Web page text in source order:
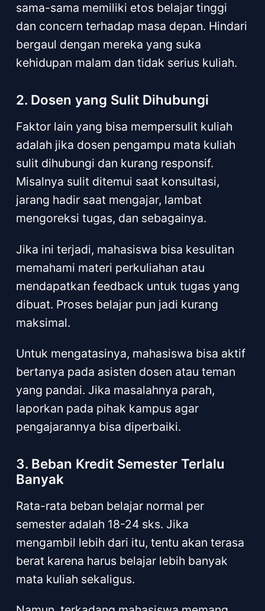
sama-sama memiliki etos belajar tinggi
dan concern terhadap masa depan. Hindari
bergaul dengan mereka yang suka
kehidupan malam dan tidak serius kuliah.
2. Dosen yang Sulit Dihubungi
Faktor lain yang bisa mempersulit kuliah
adalah jika dosen pengampu mata kuliah
sulit dihubungi dan kurang responsif.
Misalnya sulit ditemui saat konsultasi,
jarang hadir saat mengajar, lambat
mengoreksi tugas, dan sebagainya.
Jika ini terjadi, mahasiswa bisa kesulitan
memahami materi perkuliahan atau
mendapatkan feedback untuk tugas yang
dibuat. Proses belajar pun jadi kurang
maksimal.
Untuk mengatasinya, mahasiswa bisa aktif
bertanya pada asisten dosen atau teman
yang pandai. Jika masalahnya parah,
laporkan pada pihak kampus agar
pengajarannya bisa diperbaiki.
3. Beban Kredit Semester Terlalu
Banyak
Rata-rata beban belajar normal per
semester adalah 18-24 sks. Jika
mengambil lebih dari itu, tentu akan terasa
berat karena harus belajar lebih banyak
mata kuliah sekaligus.